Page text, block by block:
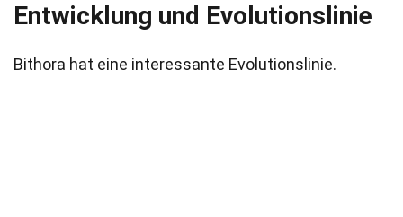
Entwicklung und Evolutionslinie
Bithora hat eine interessante Evolutionslinie.